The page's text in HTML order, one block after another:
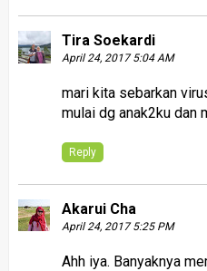
Tira Soekardi
April 24, 2017 5:04 AM
mari kita sebarkan
mulai dg anak2ku dan
Reply
Akarui Cha
April 24, 2017 5:25 PM
Ahh iya. Banyaknya